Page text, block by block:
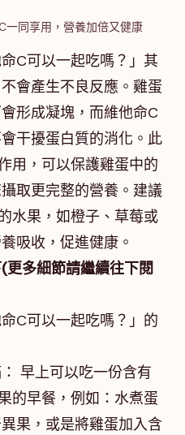
一同享用，營養加倍又健康
C可以一起吃嗎？」其
會產生不良反應。雞蛋
形成凝塊，而維他命C
干擾蛋白質的消化。此
用，可以保護雞蛋中的
取更完整的營養。建議
水果，如橙子、草莓或
吸收，促進健康。
更多細節請繼續往下閱
C可以一起吃嗎？」的
早上可以吃一份含有
的早餐，例如：水煮蛋
果，或是將雞蛋加入含